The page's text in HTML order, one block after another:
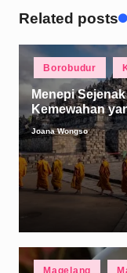
Related posts
Borobudur
Menepi
Kemewahan
Posted
Joana Wongso